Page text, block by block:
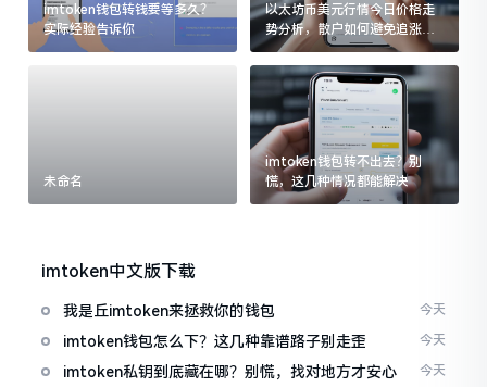
imtoken钱包转钱要等多久？
实际经验告诉你
以太坊币美元行情今日价格走
势分析，散户如何避免追涨杀
跌被套牢
未命名
imtoken钱包转不出去？别
慌，这几种情况都能解决
imtoken中文版下载
我是丘imtoken来拯救你的钱包 今天
imtoken钱包怎么下？这几种靠谱路子别走歪 今天
imtoken私钥到底藏在哪？别慌，找对地方才安心 今天